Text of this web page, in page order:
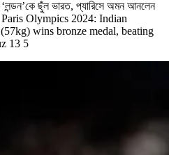
ছুঁল ভারত, প্যারিসে অমন আনলেন
Olympics 2024: Indian
wins bronze medal, beating
13 5